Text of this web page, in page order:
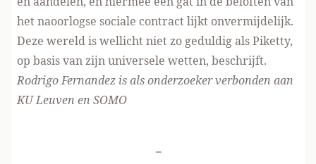
het naoorlogse sociale contract lijkt onvermijdelijk.
Deze wereld is wellicht niet zo geduldig als Piketty,
op basis van zijn universele wetten, beschrijft.
Rodrigo Fernandez is als onderzoeker verbonden aan
KU Leuven en SOMO
-